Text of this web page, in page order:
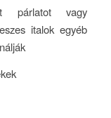
párlatot vagy
italok egyéb